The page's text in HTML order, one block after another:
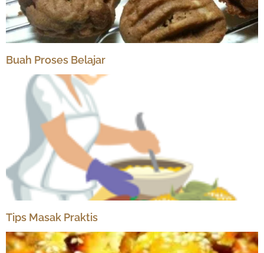
Buah Proses Belajar
Tips Masak Praktis